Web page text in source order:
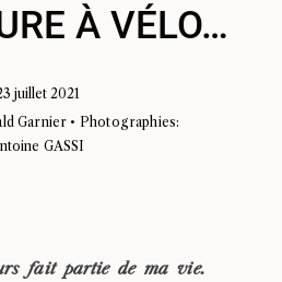
À VÉLO…
juillet 2021
Garnier • Photographies:
GASSI
fait partie de ma vie.